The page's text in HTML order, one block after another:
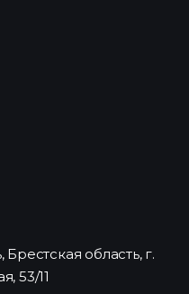
область, г.
53/11